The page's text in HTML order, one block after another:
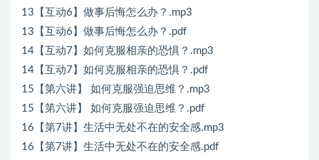
13【互动6】做事后悔怎么办？.mp3
13【互动6】做事后悔怎么办？.pdf
14【互动7】如何克服相亲的恐惧？.mp3
14【互动7】如何克服相亲的恐惧？.pdf
15【第六讲】 如何克服强迫思维？.mp3
15【第六讲】 如何克服强迫思维？.pdf
16【第7讲】生活中无处不在的安全感.mp3
16【第7讲】生活中无处不在的安全感.pdf